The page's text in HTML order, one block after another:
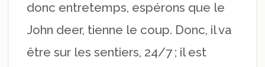
donc entretemps, espérons que le
John deer, tienne le coup. Donc, il va
être sur les sentiers, 24/7 ; il est